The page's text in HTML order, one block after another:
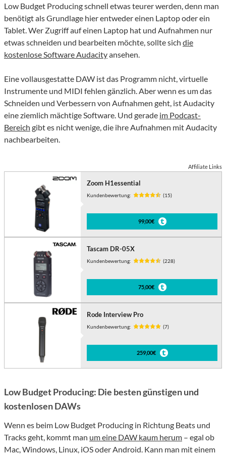
Low Budget Producing schnell etwas teurer werden, denn man
benötigt als Grundlage hier entweder einen Laptop oder ein
Tablet. Wer Zugriff auf einen Laptop hat und Aufnahmen nur
etwas schneiden und bearbeiten möchte, sollte sich die
kostenlose Software Audacityansehen.
Eine vollausgestatte DAW ist das Programm nicht, virtuelle
Instrumente und MIDI fehlen gänzlich. Aber wenn es um das
Schneiden und Verbessern von Aufnahmen geht, ist Audacity
eine ziemlich mächtige Software. Und gerade im Podcast-
Bereich gibt es nicht wenige, die ihre Aufnahmen mit Audacity
nachbearbeiten.
Affiliate Links
Zoom H1essential
Kundenbewertung: (15)
99,00€
Tascam DR-05X
Kundenbewertung: (228)
75,00€
Rode Interview Pro
Kundenbewertung: (7)
259,00€
Low Budget Producing: Die besten günstigen und
kostenlosen DAWs
Wenn es beim Low Budget Producing in Richtung Beats und
Tracks geht, kommt man um eine DAW kaum herum – egal ob
Mac, Windows, Linux, iOS oder Android. Kann man mit einem